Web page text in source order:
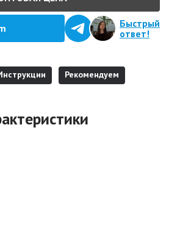
Быстрый
ответ!
Рекомендуем